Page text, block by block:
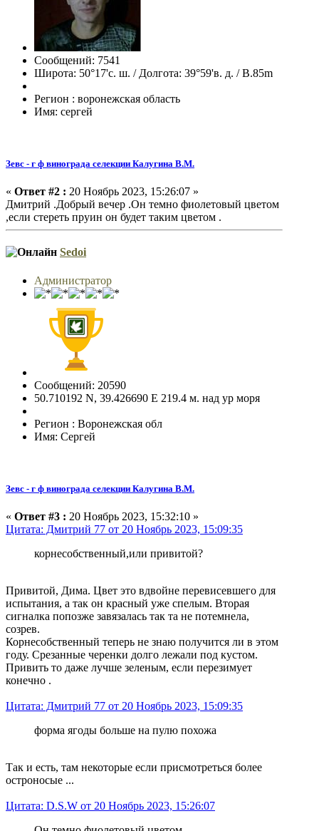
Сообщений: 7541
Широта: 50°17'с. ш. / Долгота: 39°59'в. д. / В.85m
Регион : воронежская область
Имя: сергей
Зевс - г ф винограда селекции Калугина В.М.
« Ответ #2 : 20 Ноябрь 2023, 15:26:07 »
Дмитрий .Добрый вечер .Он темно фиолетовый цветом
,если стереть пруин он будет таким цветом .
Sedoi
Администратор
Сообщений: 20590
50.710192 N, 39.426690 E 219.4 м. над ур моря
Регион : Воронежская обл
Имя: Сергей
Зевс - г ф винограда селекции Калугина В.М.
« Ответ #3 : 20 Ноябрь 2023, 15:32:10 »
Цитата: Дмитрий 77 от 20 Ноябрь 2023, 15:09:35
корнесобственный,или привитой?
Привитой, Дима. Цвет это вдвойне перевисевшего для
испытания, а так он красный уже спелым. Вторая
сигналка попозже завязалась так та не потемнела,
созрев.
Корнесобственный теперь не знаю получится ли в этом
году. Срезанные черенки долго лежали под кустом.
Привить то даже лучше зеленым, если перезимует
конечно .
Цитата: Дмитрий 77 от 20 Ноябрь 2023, 15:09:35
форма ягоды больше на пулю похожа
Так и есть, там некоторые если присмотреться более
остроносые ...
Цитата: D.S.W от 20 Ноябрь 2023, 15:26:07